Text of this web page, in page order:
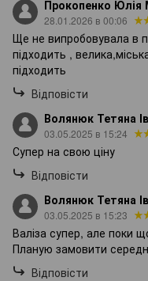
Прокопенко Юлія
28.01.2026 в 00:06
Ще не випробовувала в
підходить ,
підходить
Відповісти
Волянюк Тетяна
03.05.2025 в 15:24
Супер на свою ціну
Відповісти
Волянюк Тетяна
03.05.2025 в 15:23
Валіза супер, але поки
Планую замовити
Відповісти